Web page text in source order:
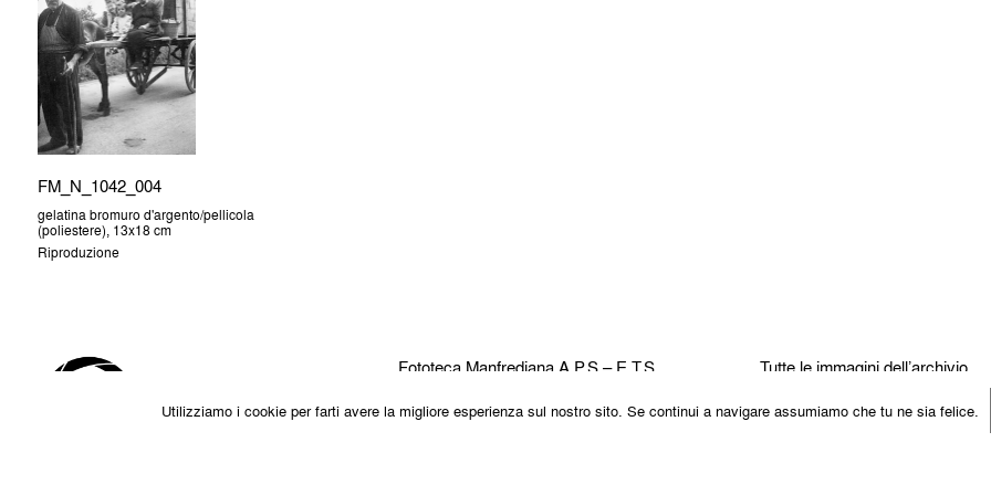
FM_N_1042_004
gelatina bromuro d'argento/pellicola
(poliestere), 13x18 cm
Riproduzione
Fototeca Manfrediana A.P.S – E.T.S.
48018 Faenza (RA)
Tutte le immagini dell’archivio
5×1000
Utilizziamo i cookie per farti avere la migliore esperienza sul nostro sito. Se continui a navigare assumiamo che tu ne sia felice.